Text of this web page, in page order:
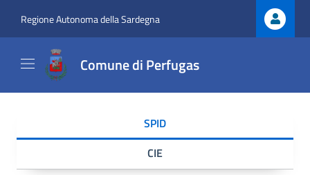
Regione Autonoma della Sardegna
Comune di Perfugas
SPID
CIE